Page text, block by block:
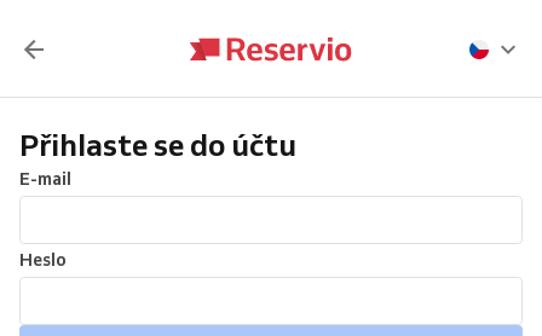
Přihlaste se do účtu
E-mail
Heslo